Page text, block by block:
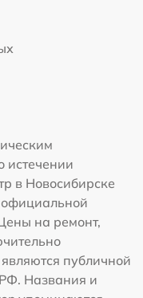
истечении
в Новосибирске
официальной
на ремонт,
публичной
Названия и